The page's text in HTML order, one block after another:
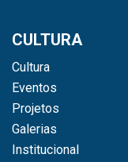
CULTURA
Cultura
Eventos
Projetos
Galerias
Institucional